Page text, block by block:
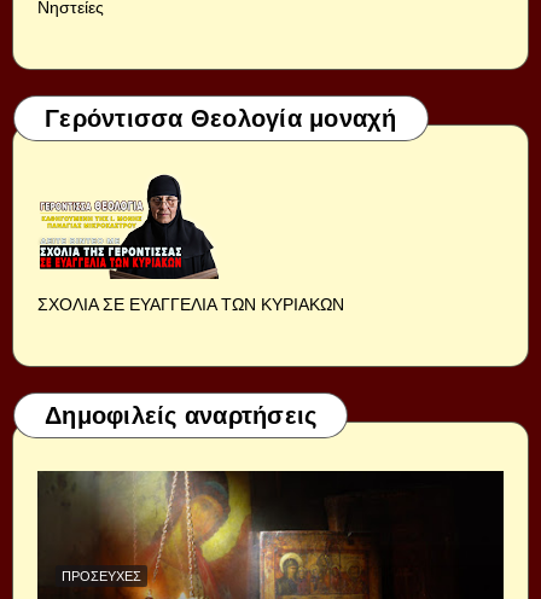
Νηστείες
Γερόντισσα Θεολογία μοναχή
ΣΧΟΛΙΑ ΣΕ ΕΥΑΓΓΕΛΙΑ ΤΩΝ ΚΥΡΙΑΚΩΝ
Δημοφιλείς αναρτήσεις
ΠΡΟΣΕΥΧΈΣ